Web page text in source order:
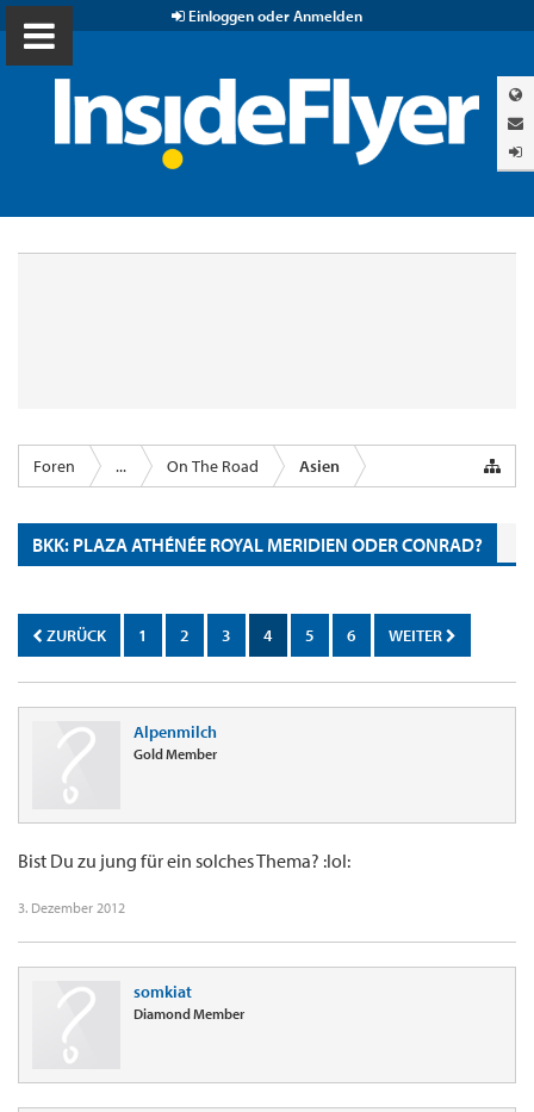
Einloggen oder Anmelden
Foren ... On The Road Asien
BKK: PLAZA ATHÉNÉE ROYAL MERIDIEN ODER CONRAD?
ZURÜCK 1 2 3 4 5 6 WEITER
Alpenmilch
Gold Member
Bist Du zu jung für ein solches Thema? :lol:
3. Dezember 2012
somkiat
Diamond Member